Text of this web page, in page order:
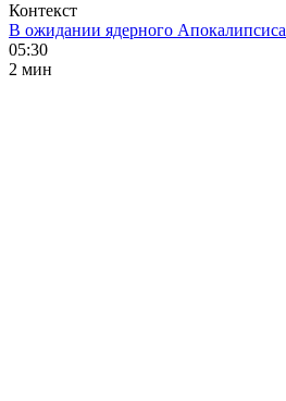
Контекст
В ожидании ядерного Апокалипсиса
05:30
2 мин